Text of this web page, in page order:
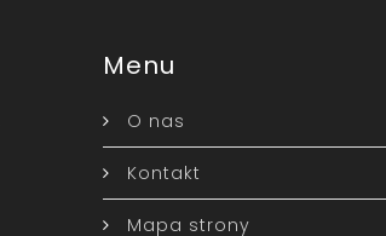
Menu
O nas
Kontakt
Mapa strony